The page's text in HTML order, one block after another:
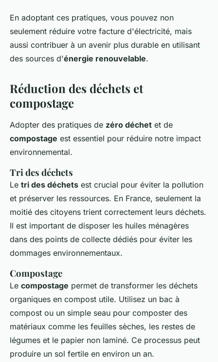
En adoptant ces pratiques, vous pouvez non
seulement réduire votre facture d'électricité, mais
aussi contribuer à un avenir plus durable en utilisant
des sources d'énergie renouvelable.
Réduction des déchets et
compostage
Adopter des pratiques de zéro déchet et de
compostage est essentiel pour réduire notre impact
environnemental.
Tri des déchets
Le tri des déchets est crucial pour éviter la pollution
et préserver les ressources. En France, seulement la
moitié des citoyens trient correctement leurs déchets.
Il est important de disposer les huiles ménagères
dans des points de collecte dédiés pour éviter les
dommages environnementaux.
Compostage
Le compostage permet de transformer les déchets
organiques en compost utile. Utilisez un bac à
compost ou un simple seau pour composter des
matériaux comme les feuilles sèches, les restes de
légumes et le papier non laminé. Ce processus peut
produire un sol fertile en environ un an.